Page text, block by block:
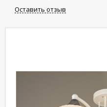
Новости
Оставить отзыв